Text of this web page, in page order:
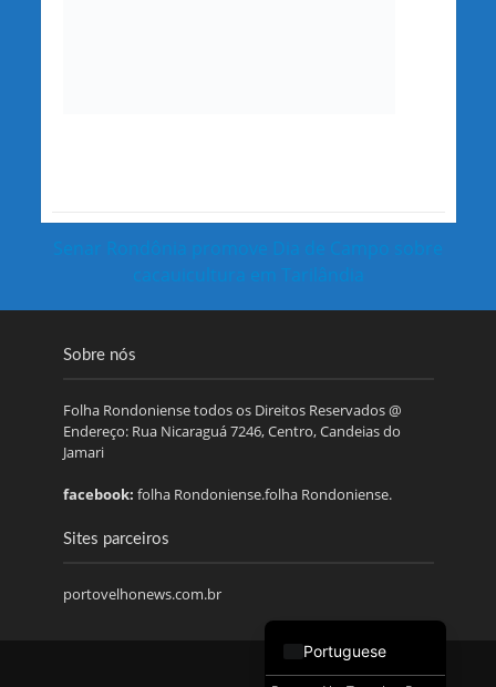
Senar Rondônia promove Dia de Campo sobre
cacauicultura em Tarilândia
Sobre nós
Folha Rondoniense todos os Direitos Reservados @
Endereço: Rua Nicaraguá 7246, Centro, Candeias do
Jamari
facebook: folha Rondoniense.folha Rondoniense.
Sites parceiros
portovelhonews.com.br
Portuguese